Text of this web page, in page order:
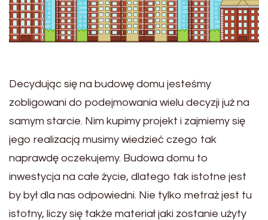
Decydując się na budowę domu jesteśmy
zobligowani do podejmowania wielu decyzji już na
samym starcie. Nim kupimy projekt i zajmiemy się
jego realizacją musimy wiedzieć czego tak
naprawdę oczekujemy. Budowa domu to
inwestycja na całe życie, dlatego tak istotne jest
by był dla nas odpowiedni. Nie tylko metraż jest tu
istotny, liczy się także materiał jaki zostanie użyty